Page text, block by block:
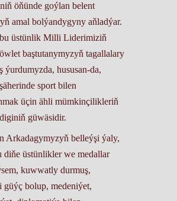
öňünde goýlan belent
amal bolýandygyny aňladýar.
üstünlik Milli Liderimiziň
baştutanymyzyň tagallalary
ýurdumyzda, hususan-da,
sport bilen
üçin ähli mümkinçilikleriň
güwäsidir.
Arkadagymyzyň belleýşi ýaly,
diňe üstünlikler we medallar
kuwwatly durmuş,
güýç bolup, medeniýet,